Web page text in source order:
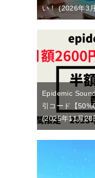
い！
2026年3
Epidemic
引コード【
2025年11月28